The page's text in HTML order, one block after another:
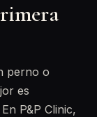
perno o
es
P&P Clinic,